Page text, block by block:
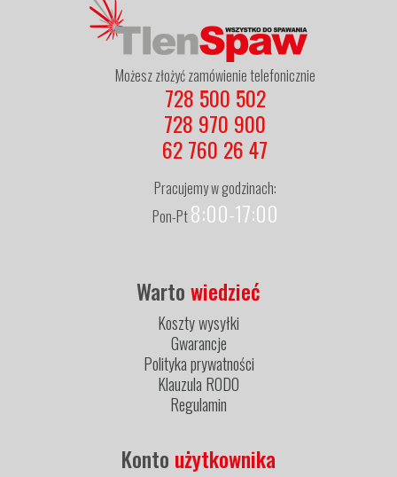
Możesz złożyć zamówienie telefonicznie
728 500 502
728 970 900
62 760 26 47
Pracujemy w godzinach:
Pon-Pt8:00-17:00
Wartowiedzieć
Koszty wysyłki
Gwarancje
Polityka prywatności
Klauzula RODO
Regulamin
Konto użytkownika